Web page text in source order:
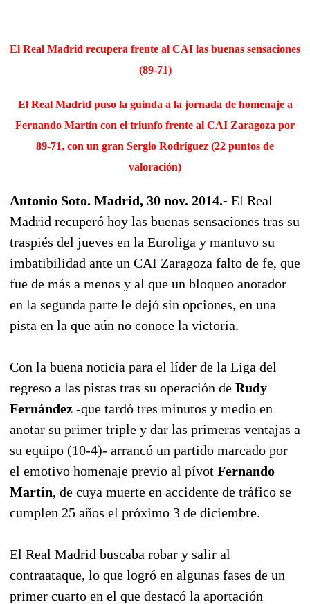
El Real Madrid recupera frente al CAI las buenas sensaciones
(89-71)
El Real Madrid puso la guinda a la jornada de homenaje a
Fernando Martín con el triunfo frente al CAI Zaragoza por
89-71, con un gran Sergio Rodríguez (22 puntos de
valoración)
Antonio Soto. Madrid, 30 nov. 2014.- El Real
Madrid recuperó hoy las buenas sensaciones tras su
traspiés del jueves en la Euroliga y mantuvo su
imbatibilidad ante un CAI Zaragoza falto de fe, que
fue de más a menos y al que un bloqueo anotador
en la segunda parte le dejó sin opciones, en una
pista en la que aún no conoce la victoria.
Con la buena noticia para el líder de la Liga del
regreso a las pistas tras su operación de Rudy
Fernández -que tardó tres minutos y medio en
anotar su primer triple y dar las primeras ventajas a
su equipo (10-4)- arrancó un partido marcado por
el emotivo homenaje previo al pívot Fernando
Martín, de cuya muerte en accidente de tráfico se
cumplen 25 años el próximo 3 de diciembre.
El Real Madrid buscaba robar y salir al
contraataque, lo que logró en algunas fases de un
primer cuarto en el que destacó la aportación